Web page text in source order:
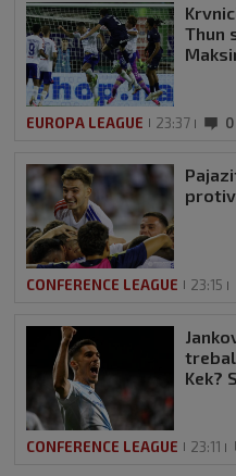
Thun
EUROPA LEAGUE 23:37 0
CONFERENCE LEAGUE 23:15
Kek?
CONFERENCE LEAGUE 23:11